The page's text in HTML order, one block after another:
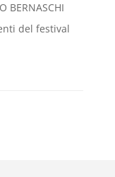
BERNASCHI
del festival